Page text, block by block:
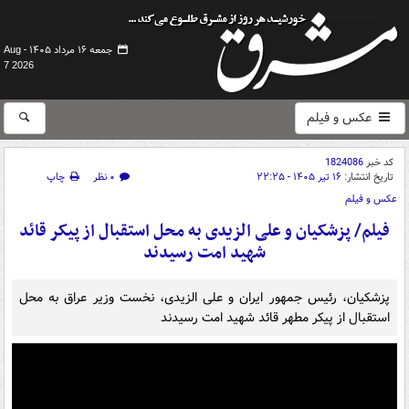
جمعه ۱۶ مرداد ۱۴۰۵ -
Aug
7 2026
عکس و فیلم
کد خبر1824086
تاریخ انتشار: ۱۶ تیر ۱۴۰۵ - ۲۲:۲۵ ۰ نظر
چاپ
عکس و فیلم
فیلم/ پزشکیان و علی الزیدی به محل استقبال از پیکر قائد
شهید امت رسیدند
پزشکیان، رئیس جمهور ایران و علی الزیدی، نخست وزیر عراق به محل
استقبال از پیکر مطهر قائد شهید امت رسیدند